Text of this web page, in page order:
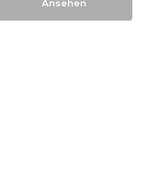
Ansehen